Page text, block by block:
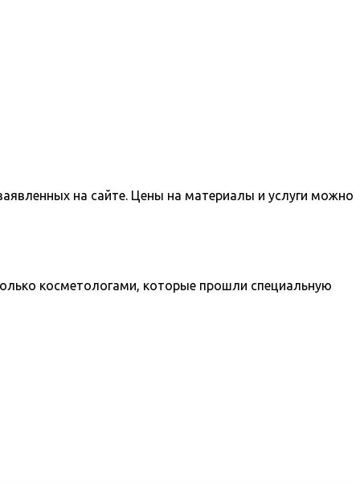
на сайте. Цены на материалы и услуги можно
косметологами, которые прошли специальную